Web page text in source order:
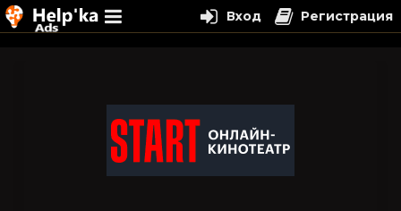
Вход Регистрация